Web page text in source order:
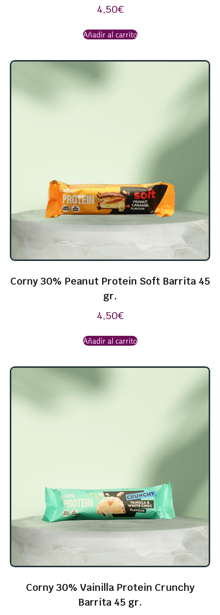
4,50€
Añadir al carrito
Corny 30% Peanut Protein Soft Barrita 45
gr.
4,50€
Añadir al carrito
Corny 30% Vainilla Protein Crunchy
Barrita 45 gr.